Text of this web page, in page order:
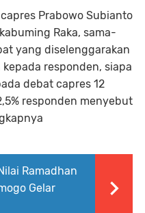
Prabowo Subianto
Raka, sama-
yang diselenggarakan
kepada responden, siapa
debat capres 12
responden menyebut
Ramadhan
Gelar